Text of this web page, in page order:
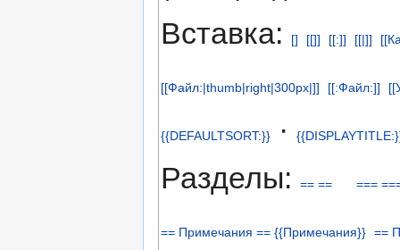
Вставка: [] [[]] [[:]] [[|]]
[[Файл:|thumb|right|300px|]] [[:Файл:]]
{{DEFAULTSORT:}} ·
Разделы: == == ===
== Примечания == {{Примечания}} ==